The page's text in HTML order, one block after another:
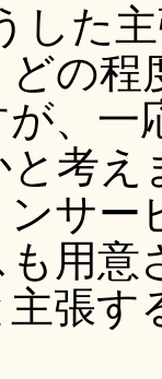
した
の程
、一
と考
サー
用意
張す